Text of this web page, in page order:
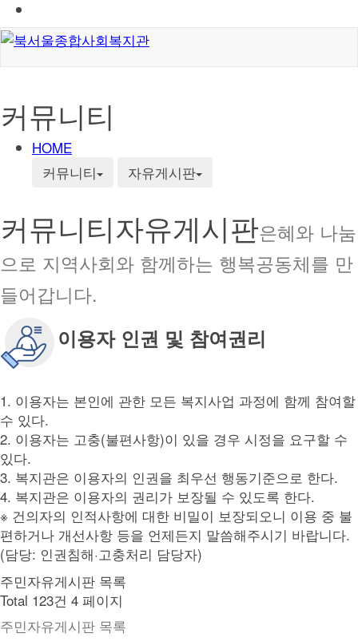
커뮤니티
HOME
커뮤니티
자유게시판
커뮤니티자유게시판은혜와 나눔
으로 지역사회와 함께하는 행복공동체를 만
들어갑니다.
이용자 인권 및 참여권리
1. 이용자는 본인에 관한 모든 복지사업 과정에 함께 참여할
수 있다.
2. 이용자는 고충(불편사항)이 있을 경우 시정을 요구할 수
있다.
3. 복지관은 이용자의 인권을 최우선 행동기준으로 한다.
4. 복지관은 이용자의 권리가 보장될 수 있도록 한다.
※ 건의자의 인적사항에 대한 비밀이 보장되오니 이용 중 불
편하거나 개선사항 등을 언제든지 말씀해주시기 바랍니다.
(담당: 인권침해·고충처리 담당자)
주민자유게시판 목록
Total 123건 4 페이지
주민자유게시판 목록